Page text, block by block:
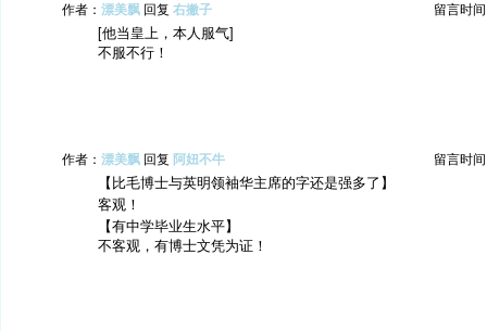
作者： 漂美飘 回复 右撇子 留言时间
[他当皇上，本人服气]
不服不行！
作者： 漂美飘 回复 阿妞不牛 留言时间
【比毛博士与英明领袖华主席的字还是强多了】
客观！
【有中学毕业生水平】
不客观，有博士文凭为证！